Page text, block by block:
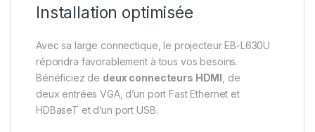
Installation optimisée
Avec sa large connectique, le projecteur EB-L630U
répondra favorablement à tous vos besoins.
Bénéficiez de deux connecteurs HDMI , de
deux entrées VGA, d’un port Fast Ethernet et
HDBaseT et d’un port USB.